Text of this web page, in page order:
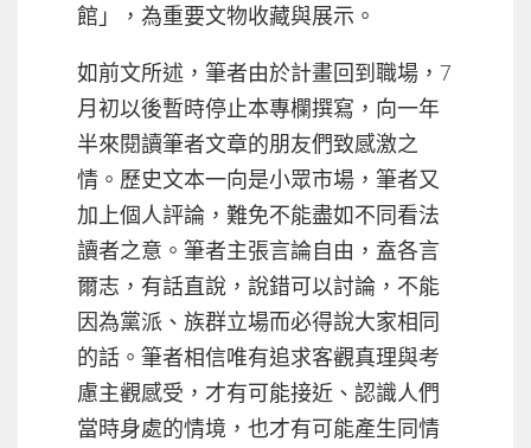
館」，為重要文物收藏與展示。
如前文所述，筆者由於計畫回到職場，7
月初以後暫時停止本專欄撰寫，向一年
半來閱讀筆者文章的朋友們致感激之
情。歷史文本一向是小眾市場，筆者又
加上個人評論，難免不能盡如不同看法
讀者之意。筆者主張言論自由，盍各言
爾志，有話直說，說錯可以討論，不能
因為黨派、族群立場而必得說大家相同
的話。筆者相信唯有追求客觀真理與考
慮主觀感受，才有可能接近、認識人們
當時身處的情境，也才有可能產生同情